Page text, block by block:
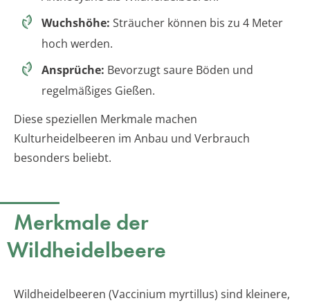
Wuchshöhe: Sträucher können bis zu 4 Meter
hoch werden.
Ansprüche: Bevorzugt saure Böden und
regelmäßiges Gießen.
Diese speziellen Merkmale machen
Kulturheidelbeeren im Anbau und Verbrauch
besonders beliebt.
Merkmale der
Wildheidelbeere
Wildheidelbeeren (Vaccinium myrtillus) sind kleinere,